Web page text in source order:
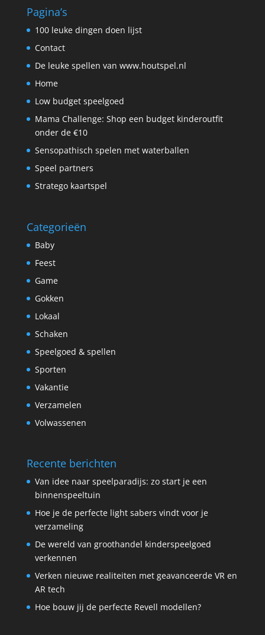
Pagina’s
100 leuke dingen doen lijst
Contact
De leuke spellen van www.houtspel.nl
Home
Low budget speelgoed
Mama Challenge: Shop een budget kinderoutfit
onder de €10
Sensopathisch spelen met waterballen
Speel partners
Stratego kaartspel
Categorieën
Baby
Feest
Game
Gokken
Lokaal
Schaken
Speelgoed & spellen
Sporten
Vakantie
Verzamelen
Volwassenen
Recente berichten
Van idee naar speelparadijs: zo start je een
binnenspeeltuin
Hoe je de perfecte light sabers vindt voor je
verzameling
De wereld van groothandel kinderspeelgoed
verkennen
Verken nieuwe realiteiten met geavanceerde VR en
AR tech
Hoe bouw jij de perfecte Revell modellen?